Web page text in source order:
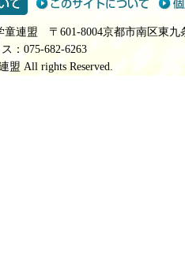
連盟 〒601-8004京都市南区東九
：075-682-6263
All rights Reserved.